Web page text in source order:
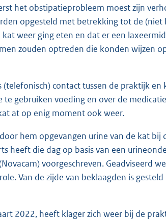
het obstipatieprobleem moest zijn
opgesteld met betrekking tot de (niet
weer ging eten en dat er een
zouden optreden die konden wijzen
contact tussen de praktijk
te gebruiken voeding en over de
at op enig moment ook weer.
hem opgevangen urine van de kat
heeft die dag op basis van een
voorgeschreven. Geadviseerd
Van de zijde van beklaagden is
2022, heeft klager zich weer bij de